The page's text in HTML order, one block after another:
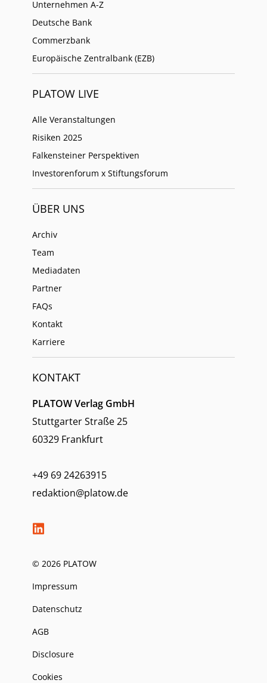
Unternehmen A-Z
Deutsche Bank
Commerzbank
Europäische Zentralbank (EZB)
PLATOW LIVE
Alle Veranstaltungen
Risiken 2025
Falkensteiner Perspektiven
Investorenforum x Stiftungsforum
ÜBER UNS
Archiv
Team
Mediadaten
Partner
FAQs
Kontakt
Karriere
KONTAKT
PLATOW Verlag GmbH
Stuttgarter Straße 25
60329 Frankfurt
+49 69 24263915
redaktion@platow.de
© 2026 PLATOW
Impressum
Datenschutz
AGB
Disclosure
Cookies